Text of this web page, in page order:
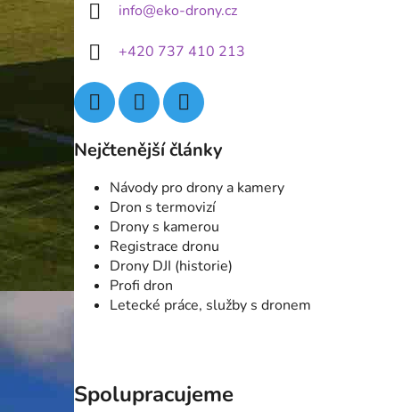
info@eko-drony.cz
+420 737 410 213
Nejčtenější články
Návody pro drony a kamery
Dron s termovizí
Drony s kamerou
Registrace dronu
Drony DJI (historie)
Profi dron
Letecké práce, služby s dronem
Spolupracujeme